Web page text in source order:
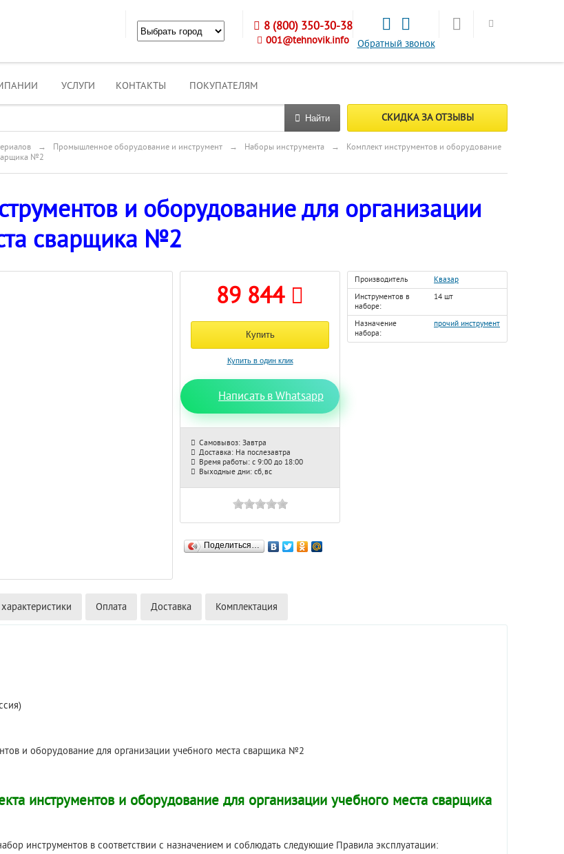
Обратный звонок
8 (800) 350-30-38
001@tehnovik.info
УСЛУГИ КОНТАКТЫ ПОКУПАТЕЛЯМ
Найти СКИДКА ЗА ОТЗЫВЫ
→ Промышленное оборудование и инструмент → Наборы инструмента →
Комплект инструментов и оборудование
№2
и оборудование для организации
сварщика №2
89 844
Написать в Whatsapp
Самовывоз: Завтра
Доставка: На послезавтра
Время работы: с 9:00 до 18:00
Выходные дни: сб, вс
Поделиться…
Производитель
Квазар
Инструментов в
наборе:
14 шт
Назначение
набора:
прочий инструмент
Оплата Доставка Комплектация
и оборудование для организации учебного места сварщика №2
инструментов и оборудование для организации учебного места сварщика
инструментов в соответствии с назначением и соблюдать следующие Правила эксплуатации: